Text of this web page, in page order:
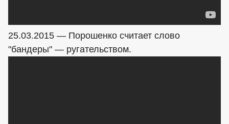
25.03.2015 — Порошенко считает слово
"бандеры" — ругательством.